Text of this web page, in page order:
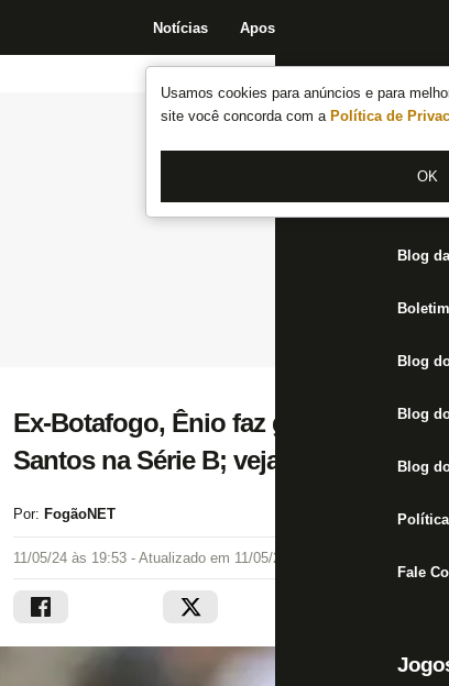
Usamos cookies para anúncios e para
site você concorda com a Política de
OK
Notícias Apostas
Fórum
Jogos
Blog
Blog
Blog
Blog
Fale
Ex-Botafogo, Ênio faz golaço e
Santos na Série B; veja
Por: FogãoNET
11/05/24 às 19:53 - Atualizado em 11/05/24 às 20:07